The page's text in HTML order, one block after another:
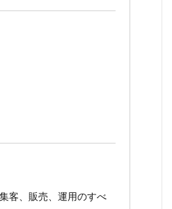
客、販売、運用のすべ